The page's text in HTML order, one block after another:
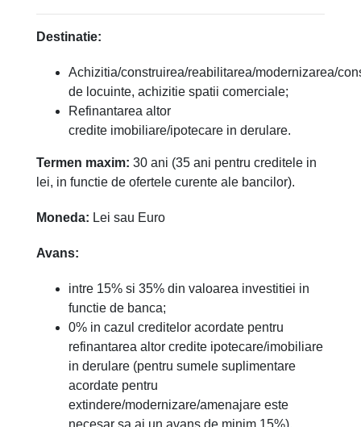
Destinatie:
Achizitia/construirea/reabilitarea/modernizarea/
de locuinte, achizitie spatii comerciale;
Refinantarea altor
credite imobiliare/ipotecare in derulare.
Termen maxim: 30 ani (35 ani pentru creditele in
lei, in functie de ofertele curente ale bancilor).
Moneda: Lei sau Euro
Avans:
intre 15% si 35% din valoarea investitiei in
functie de banca;
0% in cazul creditelor acordate pentru
refinantarea altor credite ipotecare/imobiliare
in derulare (pentru sumele suplimentare
acordate pentru
extindere/modernizare/amenajare este
necesar sa ai un avans de minim 15%).